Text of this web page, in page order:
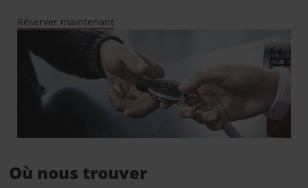
Réserver maintenant
Où nous trouver